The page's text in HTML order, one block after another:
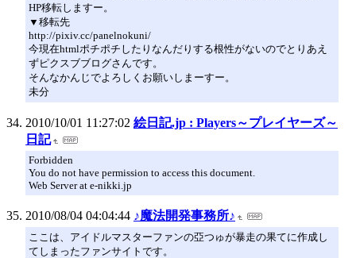
HP移転しますー。
▼移転先
http://pixiv.cc/panelnokuni/
今現在htmlポチポチしたりなんだりする根性がないのでとりあえ
ずピクスブブログさんです。
そんなかんじでよろしくお願いしまーすー。
未分
2010/10/01 11:27:02 絵日記.jp : Players～プレイヤーズ～
日記
Forbidden
You do not have permission to access this document.
Web Server at e-nikki.jp
2010/08/04 04:04:44 ♪魔法開発事務所♪
ここは、アイドルマスターファンの亞つゅが暴走の果てに作成し
てしまったファンサイトです。